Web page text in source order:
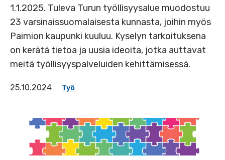
1.1.2025. Tuleva Turun työllisyysalue muodostuu
23 varsinaissuomalaisesta kunnasta, joihin myös
Paimion kaupunki kuuluu. Kyselyn tarkoituksena
on kerätä tietoa ja uusia ideoita, jotka auttavat
meitä työllisyyspalveluiden kehittämisessä.
25.10.2024 Työ